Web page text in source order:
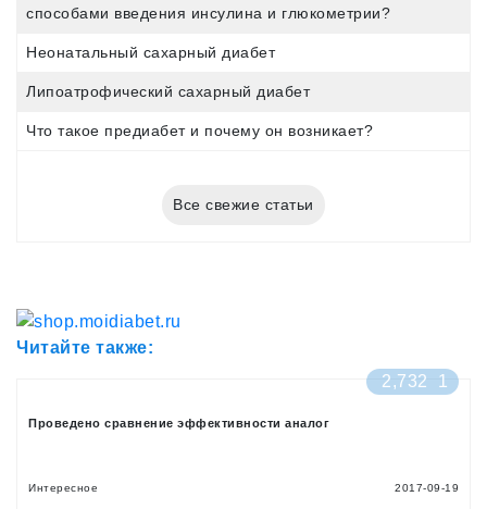
способами введения инсулина и глюкометрии?
Неонатальный сахарный диабет
Липоатрофический сахарный диабет
Что такое предиабет и почему он возникает?
Все свежие статьи
Читайте также:
2,732
1
Проведено сравнение эффективности аналог
Интересное 2017-09-19